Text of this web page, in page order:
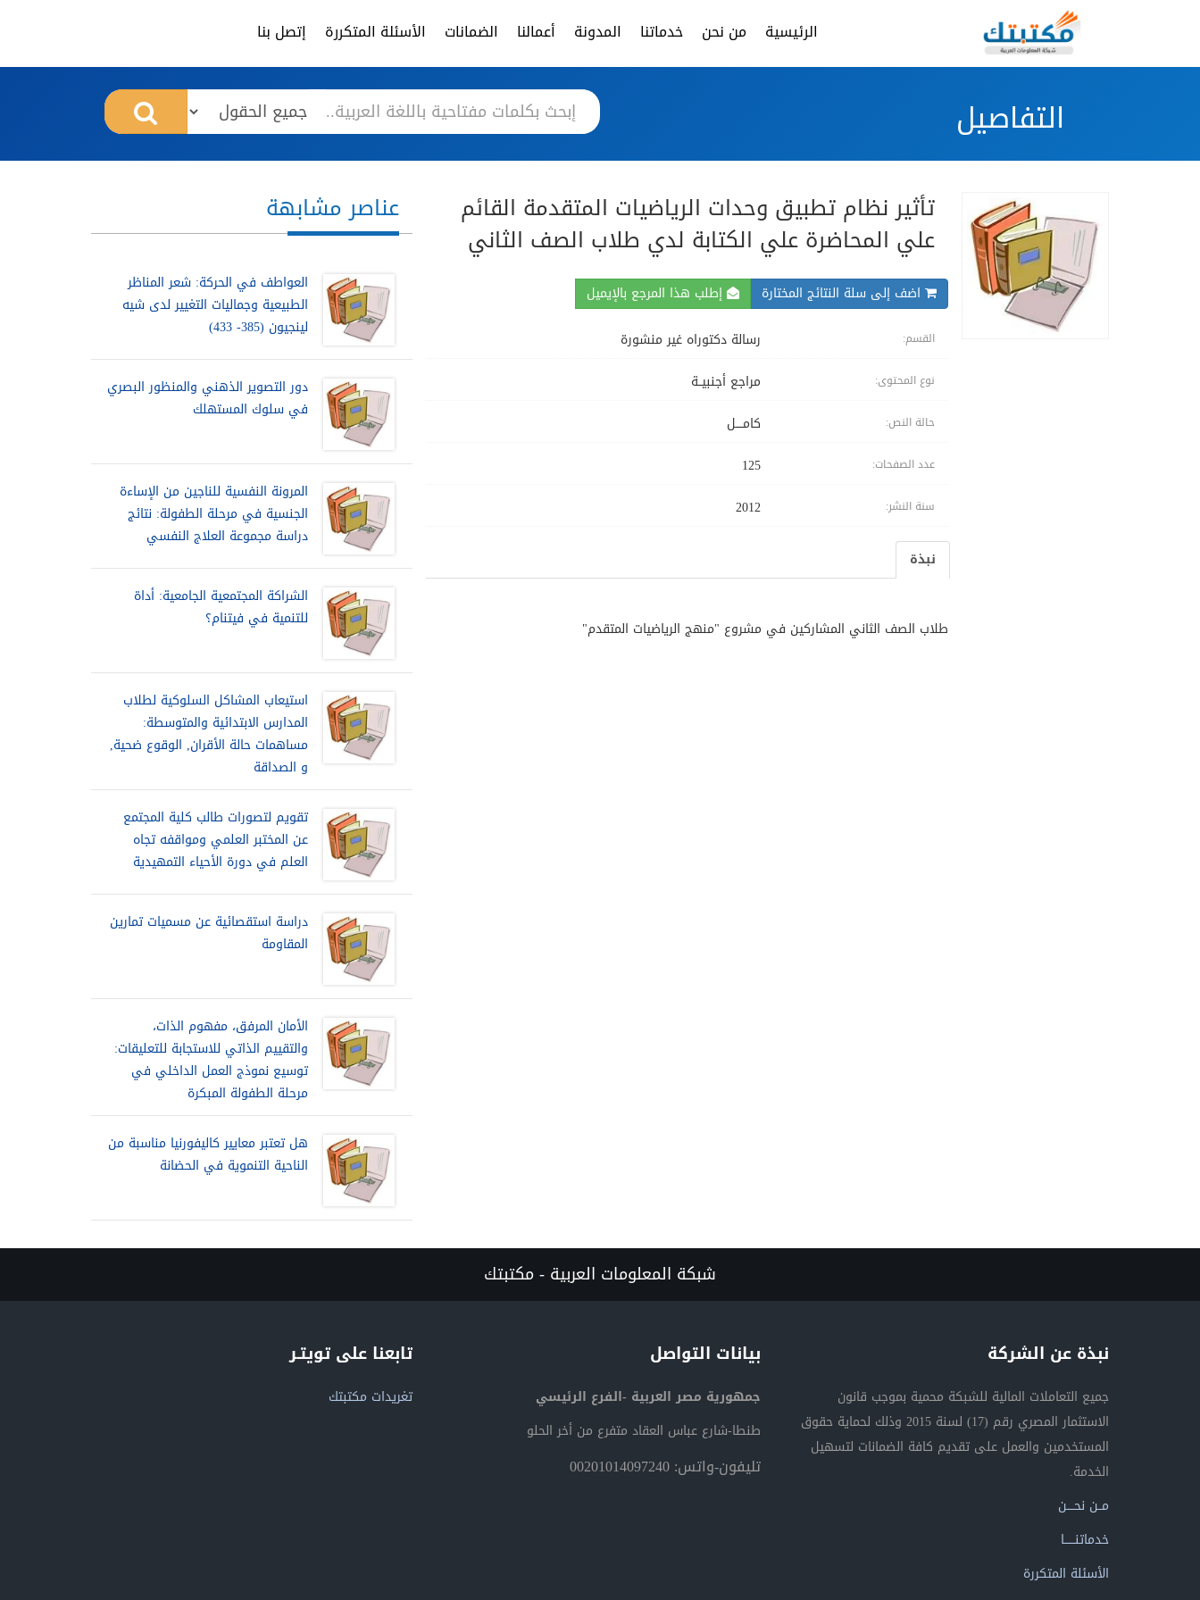
الرئيسية من نحن خدماتنا المدونة أعمالنا الضمانات الأسئلة المتكررة إتصل بنا
التفاصيل
تأثير نظام تطبيق وحدات الرياضيات المتقدمة القائم
علي المحاضرة علي الكتابة لدي طلاب الصف الثاني
اضف إلى سلة النتائج المختارة إطلب هذا المرجع بالإيميل
القسم: رسالة دكتوراه غير منشورة
نوع المحتوى: مراجع أجنبيــة
حالة النص: كامــــل
عدد الصفحات: 125
سنة النشر: 2012
نبذة
طلاب الصف الثاني المشاركين في مشروع "منهج الرياضيات المتقدم"
عناصر مشابهة
العواطف في الحركة: شعر المناظر
الطبيعية وجماليات التغيير لدى شيه
لينجيون (385- 433)
دور التصوير الذهني والمنظور البصري
في سلوك المستهلك
المرونة النفسية للناجين من الإساءة
الجنسية في مرحلة الطفولة: نتائج
دراسة مجموعة العلاج النفسي
الشراكة المجتمعية الجامعية: أداة
للتنمية في فيتنام؟
استيعاب المشاكل السلوكية لطلاب
المدارس الابتدائية والمتوسطة:
مساهمات حالة الأقران, الوقوع ضحية,
و الصداقة
تقويم لتصورات طالب كلية المجتمع
عن المختبر العلمي ومواقفه تجاه
العلم في دورة الأحياء التمهيدية
دراسة استقصائية عن مسميات تمارين
المقاومة
الأمان المرفق، مفهوم الذات،
والتقييم الذاتي للاستجابة للتعليقات:
توسيع نموذج العمل الداخلي في
مرحلة الطفولة المبكرة
هل تعتبر معايير كاليفورنيا مناسبة من
الناحية التنموية في الحضانة
شبكة المعلومات العربية - مكتبتك
نبذة عن الشركة
جميع التعاملات المالية للشبكة محمية بموجب قانون
الاستثمار المصري رقم (17) لسنة 2015 وذلك لحماية حقوق
المستخدمين والعمل على تقديم كافة الضمانات لتسهيل
الخدمة.
مــن نحــــن
خدماتنــــــا
الأسئلة المتكررة
بيانات التواصل
جمهورية مصر العربية -الفرع الرئيسي
طنطا-شارع عباس العقاد متفرع من أخر الحلو
تليفون-واتس: 00201014097240
تابعنا على تويتـر
تغريدات مكتبتك